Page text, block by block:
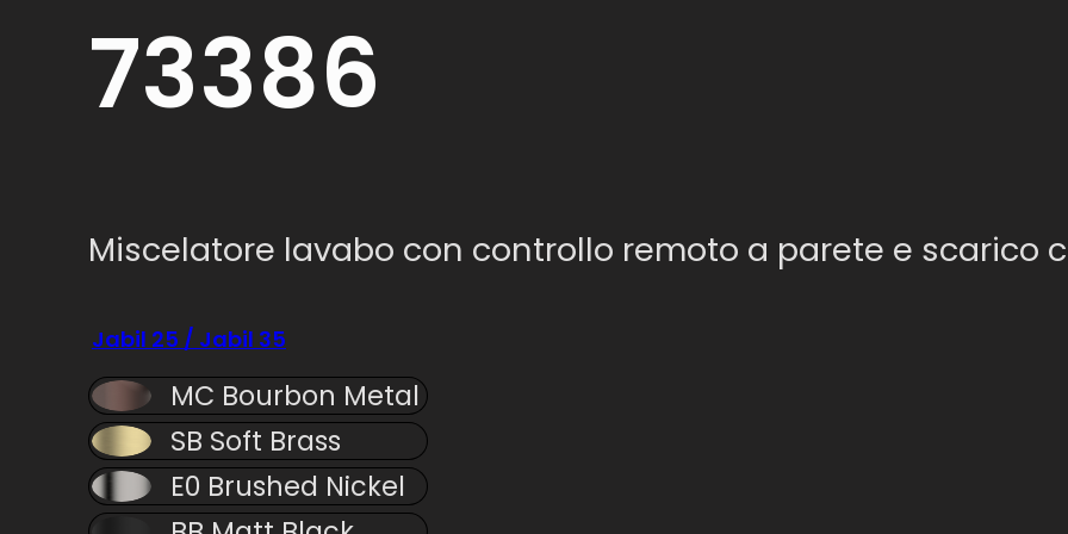
73386
Miscelatore lavabo con controllo remoto a parete e scarico
Jabil 25 / Jabil 35